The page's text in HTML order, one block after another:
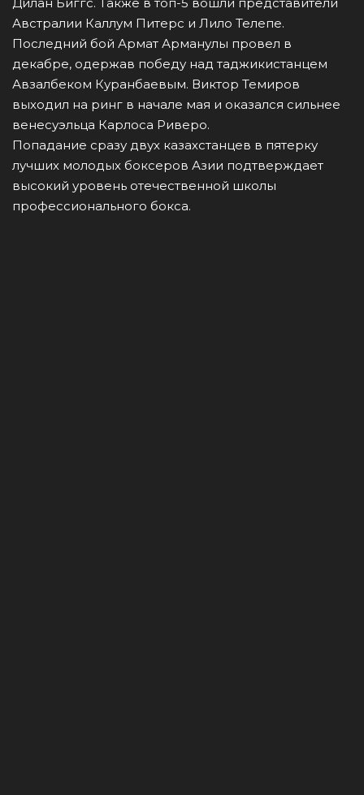
Австралии Каллум Питерс и Лило Телепе.
Последний бой Армат Арманулы провел в
декабре, одержав победу над таджикистанцем
Авзалбеком Куранбаевым. Виктор Темиров
выходил на ринг в начале мая и оказался сильнее
венесуэльца Карлоса Риверо.
Попадание сразу двух казахстанцев в пятерку
лучших молодых боксеров Азии подтверждает
высокий уровень отечественной школы
профессионального бокса.